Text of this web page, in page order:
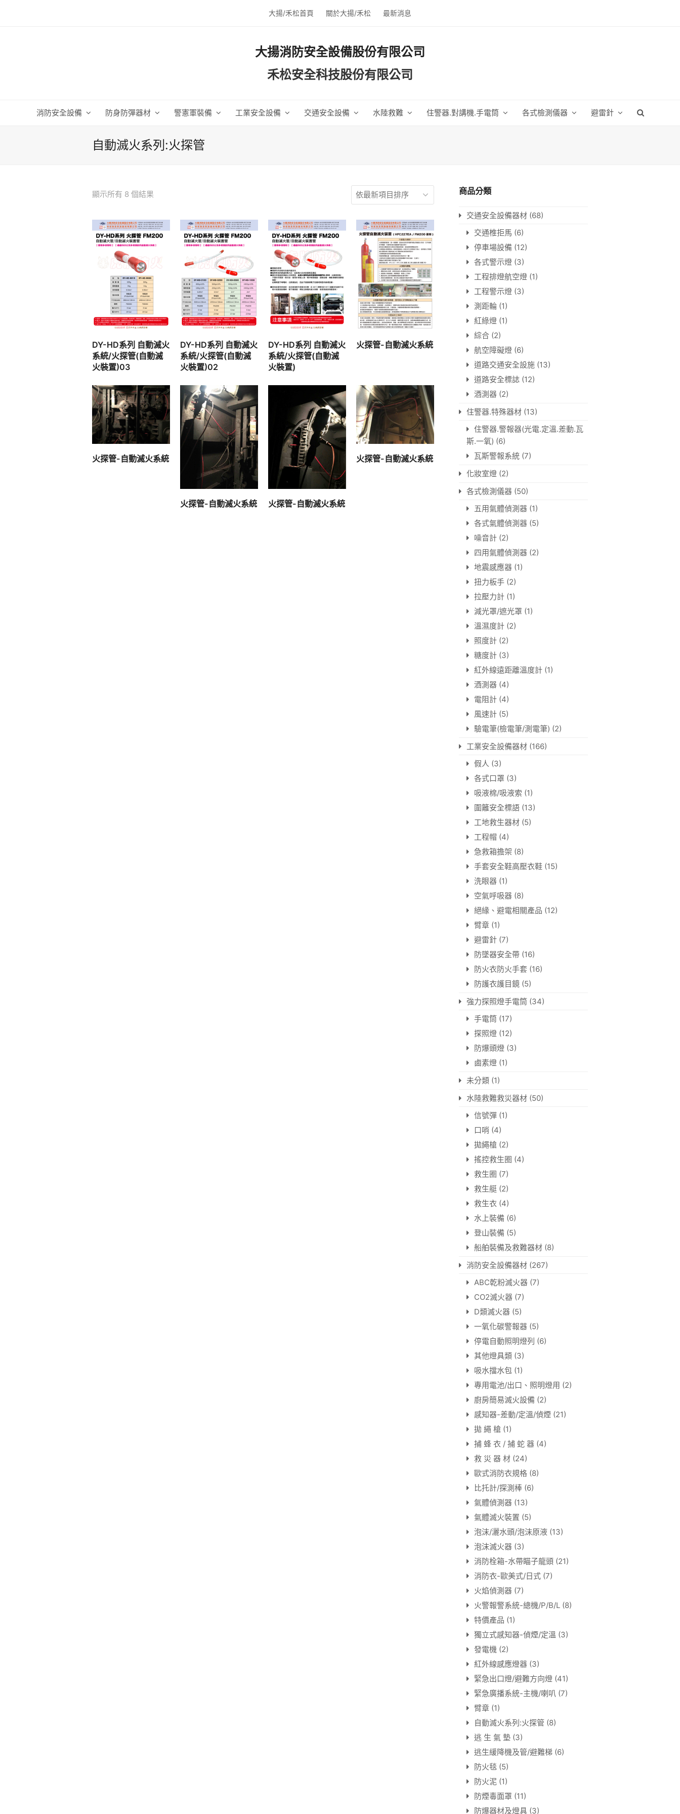
大揚/禾松首頁 關於大揚/禾松 最新消息
大揚消防安全設備股份有限公司
禾松安全科技股份有限公司
消防安全設備 防身防彈器材 警憲軍裝備 工業安全設備 交通安全設備 水陸救難 住警器.對講機.手電筒 各式檢測儀器 避雷針
自動滅火系列:火探管
顯示所有 8 個結果
查看內容
DY-HD系列 自動滅火
系統/火探管(自動滅
火裝置)03
查看內容
DY-HD系列 自動滅火
系統/火探管(自動滅
火裝置)02
查看內容
DY-HD系列 自動滅火
系統/火探管(自動滅
火裝置)
查看內容
火探管-自動滅火系統
查看內容
火探管-自動滅火系統
查看內容
火探管-自動滅火系統 查看內容
火探管-自動滅火系統
查看內容
火探管-自動滅火系統
商品分類
交通安全設備器材 (68)
交通椎拒馬 (6)
停車場設備 (12)
各式警示燈 (3)
工程排燈航空燈 (1)
工程警示燈 (3)
測距輪 (1)
紅綠燈 (1)
綜合 (2)
航空障礙燈 (6)
道路交通安全設施 (13)
道路安全標誌 (12)
酒測器 (2)
住警器.特殊器材 (13)
住警器.警報器(光電.定溫.差動.瓦
斯.一氧) (6)
瓦斯警報系統 (7)
化妝室燈 (2)
各式檢測儀器 (50)
五用氣體偵測器 (1)
各式氣體偵測器 (5)
噪音計 (2)
四用氣體偵測器 (2)
地震感應器 (1)
扭力板手 (2)
拉壓力計 (1)
減光罩/遮光罩 (1)
溫濕度計 (2)
照度計 (2)
糖度計 (3)
紅外線遠距離溫度計 (1)
酒測器 (4)
電阻計 (4)
風速計 (5)
驗電筆(檢電筆/測電筆) (2)
工業安全設備器材 (166)
假人 (3)
各式口罩 (3)
吸液棉/吸液索 (1)
圍籬安全標語 (13)
工地救生器材 (5)
工程帽 (4)
急救箱擔架 (8)
手套安全鞋高壓衣鞋 (15)
洗眼器 (1)
空氣呼吸器 (8)
絕緣、避電相關產品 (12)
臂章 (1)
避雷針 (7)
防墜器安全帶 (16)
防火衣防火手套 (16)
防護衣護目鏡 (5)
強力探照燈手電筒 (34)
手電筒 (17)
探照燈 (12)
防爆頭燈 (3)
鹵素燈 (1)
未分類 (1)
水陸救難救災器材 (50)
信號彈 (1)
口哨 (4)
拋繩槍 (2)
搖控救生圈 (4)
救生圈 (7)
救生艇 (2)
救生衣 (4)
水上裝備 (6)
登山裝備 (5)
船舶裝備及救難器材 (8)
消防安全設備器材 (267)
ABC乾粉滅火器 (7)
CO2滅火器 (7)
D類滅火器 (5)
一氧化碳警報器 (5)
停電自動照明燈列 (6)
其他燈具類 (3)
吸水擋水包 (1)
專用電池/出口、照明燈用 (2)
廚房簡易滅火設備 (2)
感知器-差動/定溫/偵煙 (21)
拋 繩 槍 (1)
捕 蜂 衣 / 捕 蛇 器 (4)
救 災 器 材 (24)
歐式消防衣規格 (8)
比托計/探測棒 (6)
氣體偵測器 (13)
氣體滅火裝置 (5)
泡沫/灑水頭/泡沫原液 (13)
泡沫滅火器 (3)
消防栓箱-水帶瞄子龍頭 (21)
消防衣-歐美式/日式 (7)
火焰偵測器 (7)
火警報警系統-總機/P/B/L (8)
特價產品 (1)
獨立式感知器-偵煙/定溫 (3)
發電機 (2)
紅外線感應燈器 (3)
緊急出口燈/避難方向燈 (41)
緊急廣播系統-主機/喇叭 (7)
臂章 (1)
自動滅火系列:火探管 (8)
逃 生 氣 墊 (3)
逃生緩降機及管/避難梯 (6)
防火毯 (5)
防火泥 (1)
防煙毒面罩 (11)
防爆器材及燈具 (3)